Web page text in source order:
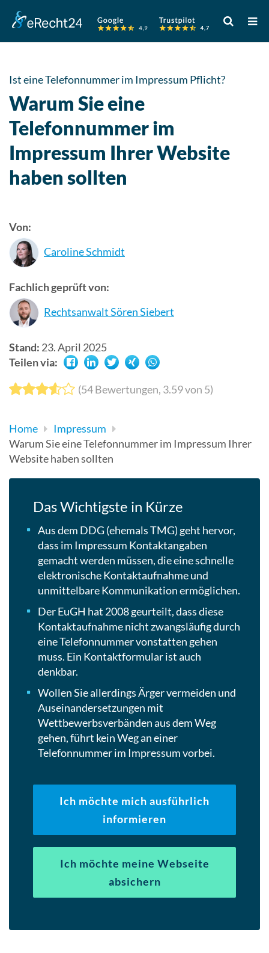
Verwende
die
Pfeile
oben
verfügbare
Ergebnis
Ist eine Telefonnummer im Impressum Pflicht?
Warum Sie eine
Telefonnummer im
Impressum Ihrer Website
haben sollten
Von:
Caroline Schmidt
Fachlich geprüft von:
Rechtsanwalt Sören Siebert
Stand: 23. April 2025
Teilen via:
(54Bewertungen, 3.59von 5)
Home
Impressum
Warum Sie eine Telefonnummer im Impressum Ihrer
Website haben sollten
Das Wichtigste in Kürze
Aus dem DDG (ehemals TMG) geht hervor,
dass im Impressum Kontaktangaben
gemacht werden müssen, die eine schnelle
elektronische Kontaktaufnahme und
unmittelbare Kommunikation ermöglichen.
Der EuGH hat 2008 geurteilt, dass diese
Kontaktaufnahme nicht zwangsläufig durch
eine Telefonnummer vonstatten gehen
muss. Ein Kontaktformular ist auch
denkbar.
Wollen Sie allerdings Ärger vermeiden und
Auseinandersetzungen mit
Wettbewerbsverbänden aus dem Weg
gehen, führt kein Weg an einer
Telefonnummer im Impressum vorbei.
Ich möchte mich ausführlich
informieren
Ich möchte meine Webseite
absichern